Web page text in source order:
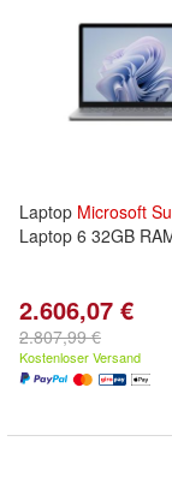
Laptop Microsoft
Laptop 6 32GB
2.606,07 €
2.807,99 €
Kostenloser Versand